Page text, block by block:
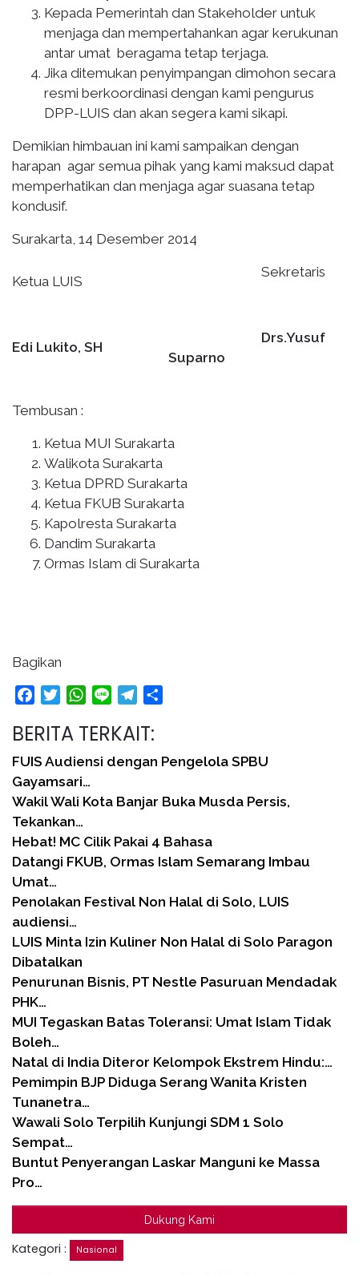
Kepada Pemerintah dan Stakeholder untuk
menjaga dan mempertahankan agar kerukunan
antar umat beragama tetap terjaga.
Jika ditemukan penyimpangan dimohon secara
resmi berkoordinasi dengan kami pengurus
DPP-LUIS dan akan segera kami sikapi.
Demikian himbauan ini kami sampaikan dengan
harapan agar semua pihak yang kami maksud dapat
memperhatikan dan menjaga agar suasana tetap
kondusif.
Surakarta, 14 Desember 2014
Ketua LUIS
Edi Lukito, SH
Sekretaris
Drs.Yusuf
Suparno
Tembusan :
Ketua MUI Surakarta
Walikota Surakarta
Ketua DPRD Surakarta
Ketua FKUB Surakarta
Kapolresta Surakarta
Dandim Surakarta
Ormas Islam di Surakarta
Bagikan
FacebookTwitterWhatsApp
Line Telegram
BERITA TERKAIT:
FUIS Audiensi dengan Pengelola SPBU
Gayamsari…
Wakil Wali Kota Banjar Buka Musda Persis,
Tekankan…
Hebat! MC Cilik Pakai 4 Bahasa
Datangi FKUB, Ormas Islam Semarang Imbau
Umat…
Penolakan Festival Non Halal di Solo, LUIS
audiensi…
LUIS Minta Izin Kuliner Non Halal di Solo Paragon
Dibatalkan
Penurunan Bisnis, PT Nestle Pasuruan Mendadak
PHK…
MUI Tegaskan Batas Toleransi: Umat Islam Tidak
Boleh…
Natal di India Diteror Kelompok Ekstrem Hindu:…
Pemimpin BJP Diduga Serang Wanita Kristen
Tunanetra…
Wawali Solo Terpilih Kunjungi SDM 1 Solo
Sempat…
Buntut Penyerangan Laskar Manguni ke Massa
Pro…
Dukung Kami
Kategori : Nasional